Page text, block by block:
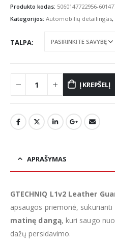
Produkto kodas: 5060147722956-
Kategorijos: Automobilių detailing'as,
TALPA
Į KREPŠELĮ
APRAŠYMAS
GTECHNIQ L1v2 Leather
apsaugos priemonė, sukurianti
matinę dangą, kuri saugo
dažų persidavimo.